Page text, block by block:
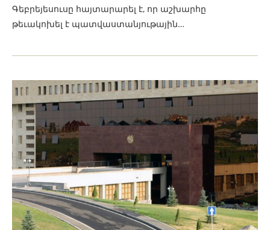
Գեբրեյեսուսը հայտարարել է, որ աշխարհը
թեւակոխել է պատվաստանյութային…